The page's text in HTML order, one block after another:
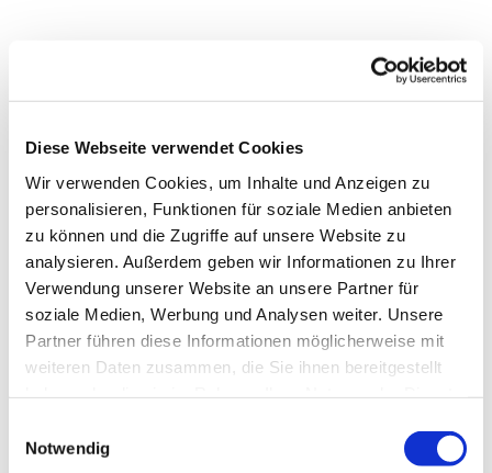
Diese Webseite verwendet Cookies
Wir verwenden Cookies, um Inhalte und Anzeigen zu
personalisieren, Funktionen für soziale Medien anbieten
zu können und die Zugriffe auf unsere Website zu
analysieren. Außerdem geben wir Informationen zu Ihrer
Verwendung unserer Website an unsere Partner für
soziale Medien, Werbung und Analysen weiter. Unsere
Partner führen diese Informationen möglicherweise mit
weiteren Daten zusammen, die Sie ihnen bereitgestellt
Notwendig
Dies könnte Sie auch
interessieren